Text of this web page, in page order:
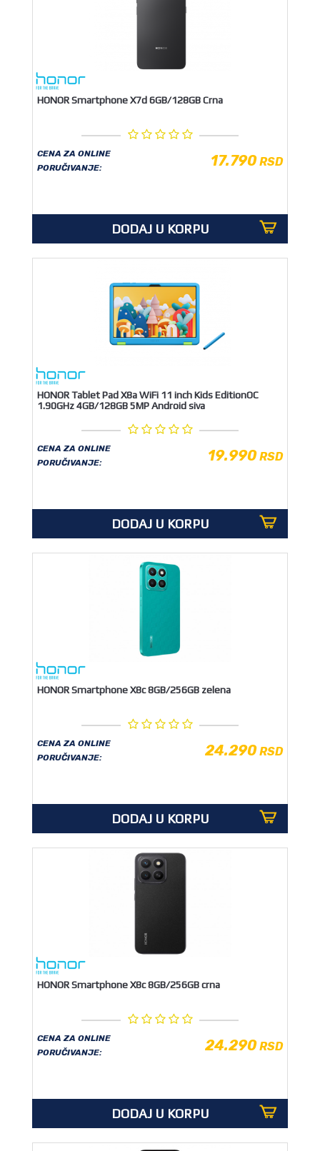
HONOR Smartphone X7d 6GB/128GB Crna
CENA ZA ONLINE
PORUČIVANJE:
17.790RSD
DODAJ U KORPU
HONOR Tablet Pad X8a WiFi 11 inch Kids EditionOC
1.90GHz 4GB/128GB 5MP Android siva
CENA ZA ONLINE
PORUČIVANJE:
19.990RSD
DODAJ U KORPU
HONOR Smartphone X8c 8GB/256GB zelena
CENA ZA ONLINE
PORUČIVANJE:
24.290RSD
DODAJ U KORPU
HONOR Smartphone X8c 8GB/256GB crna
CENA ZA ONLINE
PORUČIVANJE:
24.290RSD
DODAJ U KORPU